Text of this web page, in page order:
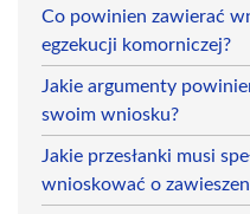
Co powinien zawierać
egzekucji komorniczej?
Jakie argumenty
swoim wniosku?
Jakie przesłanki musi
wnioskować o